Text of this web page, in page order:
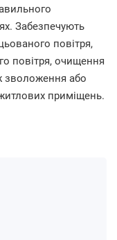
Забезпечують
повітря,
повітря, очищення
зволоження або
приміщень.